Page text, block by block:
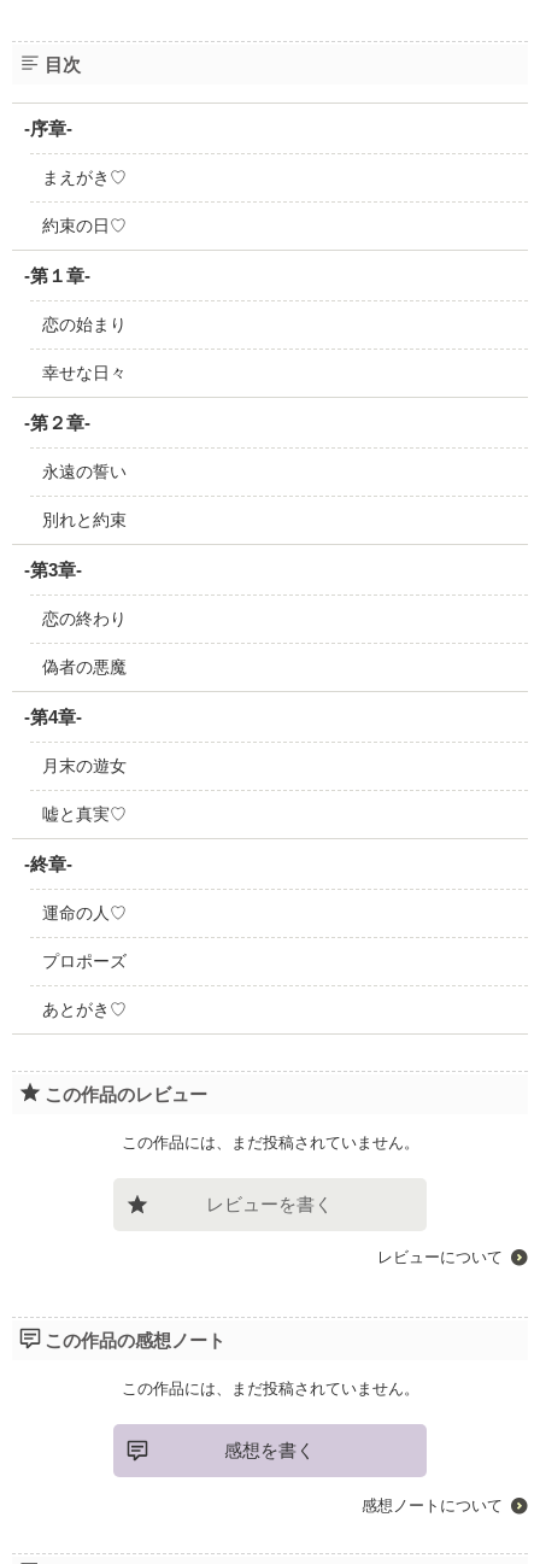
目次
-序章-
まえがき♡
約束の日♡
-第１章-
恋の始まり
幸せな日々
-第２章-
永遠の誓い
別れと約束
-第3章-
恋の終わり
偽者の悪魔
-第4章-
月末の遊女
嘘と真実♡
-終章-
運命の人♡
プロポーズ
あとがき♡
この作品のレビュー
この作品には、まだ投稿されていません。
レビューを書く
レビューについて
この作品の感想ノート
この作品には、まだ投稿されていません。
感想を書く
感想ノートについて